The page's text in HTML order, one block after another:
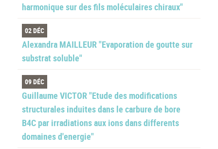
harmonique sur des fils moléculaires chiraux"
02 DÉC
Alexandra MAILLEUR "Evaporation de goutte sur
substrat soluble"
09 DÉC
Guillaume VICTOR "Etude des modifications
structurales induites dans le carbure de bore
B4C par irradiations aux ions dans differents
domaines d'energie"